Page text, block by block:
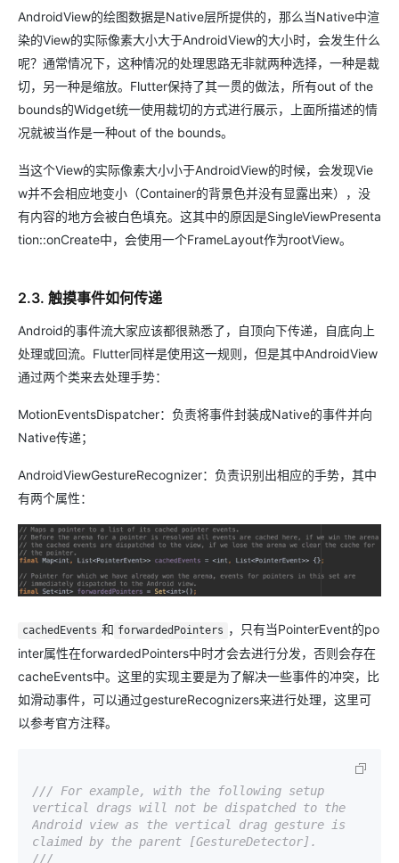
AndroidView的绘图数据是Native层所提供的，那么当Native中渲
染的View的实际像素大小大于AndroidView的大小时，会发生什么
呢？通常情况下，这种情况的处理思路无非就两种选择，一种是裁
切，另一种是缩放。Flutter保持了其一贯的做法，所有out of the
bounds的Widget统一使用裁切的方式进行展示，上面所描述的情
况就被当作是一种out of the bounds。
当这个View的实际像素大小小于AndroidView的时候，会发现Vie
w并不会相应地变小（Container的背景色并没有显露出来），没
有内容的地方会被白色填充。这其中的原因是SingleViewPresenta
tion::onCreate中，会使用一个FrameLayout作为rootView。
2.3. 触摸事件如何传递
Android的事件流大家应该都很熟悉了，自顶向下传递，自底向上
处理或回流。Flutter同样是使用这一规则，但是其中AndroidView
通过两个类来去处理手势：
MotionEventsDispatcher：负责将事件封装成Native的事件并向
Native传递；
AndroidViewGestureRecognizer：负责识别出相应的手势，其中
有两个属性：
cachedEvents 和 forwardedPointers ，只有当PointerEvent的po
inter属性在forwardedPointers中时才会去进行分发，否则会存在
cacheEvents中。这里的实现主要是为了解决一些事件的冲突，比
如滑动事件，可以通过gestureRecognizers来进行处理，这里可
以参考官方注释。
/// For example, with the following setup
vertical drags will not be dispatched to the
Android view as the vertical drag gesture is
claimed by the parent [GestureDetector].
///